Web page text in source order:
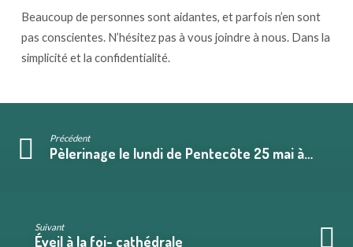
Beaucoup de personnes sont aidantes, et parfois n’en sont
pas conscientes. N’hésitez pas à vous joindre à nous. Dans la
simplicité et la confidentialité.
Précédent
Pèlerinage le lundi de Pentecôte 25 mai à…
Suivant
Éveil à la foi- cathédrale